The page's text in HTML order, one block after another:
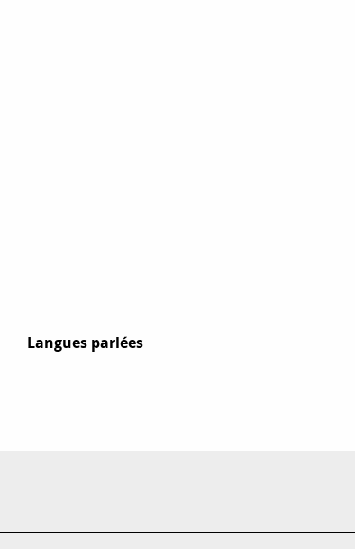
Langues parlées
Langues parlées